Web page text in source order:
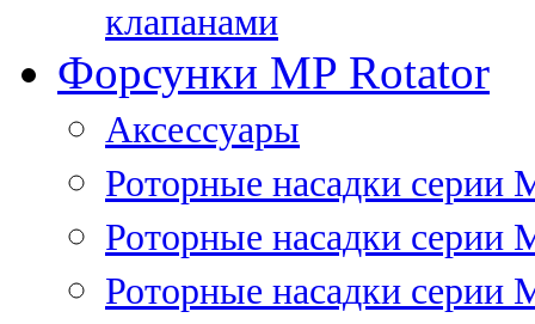
клапанами
Форсунки MP Rotator
Аксессуары
Роторные насадки серии
Роторные насадки серии
Роторные насадки серии